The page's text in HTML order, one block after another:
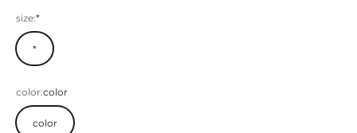
size:*
*
color:color
color